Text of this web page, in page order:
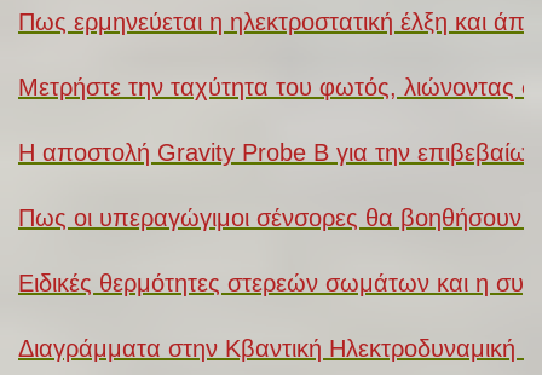
Πως ερμηνεύεται η ηλεκτροστατική έλξη και
Μετρήστε την ταχύτητα του φωτός, λιώνοντας
Η αποστολή Gravity Probe B για την
Πως οι υπεραγώγιμοι σένσορες θα βοηθήσουν
Ειδικές θερμότητες στερεών σωμάτων και η
Διαγράμματα στην Κβαντική Ηλεκτροδυναμική